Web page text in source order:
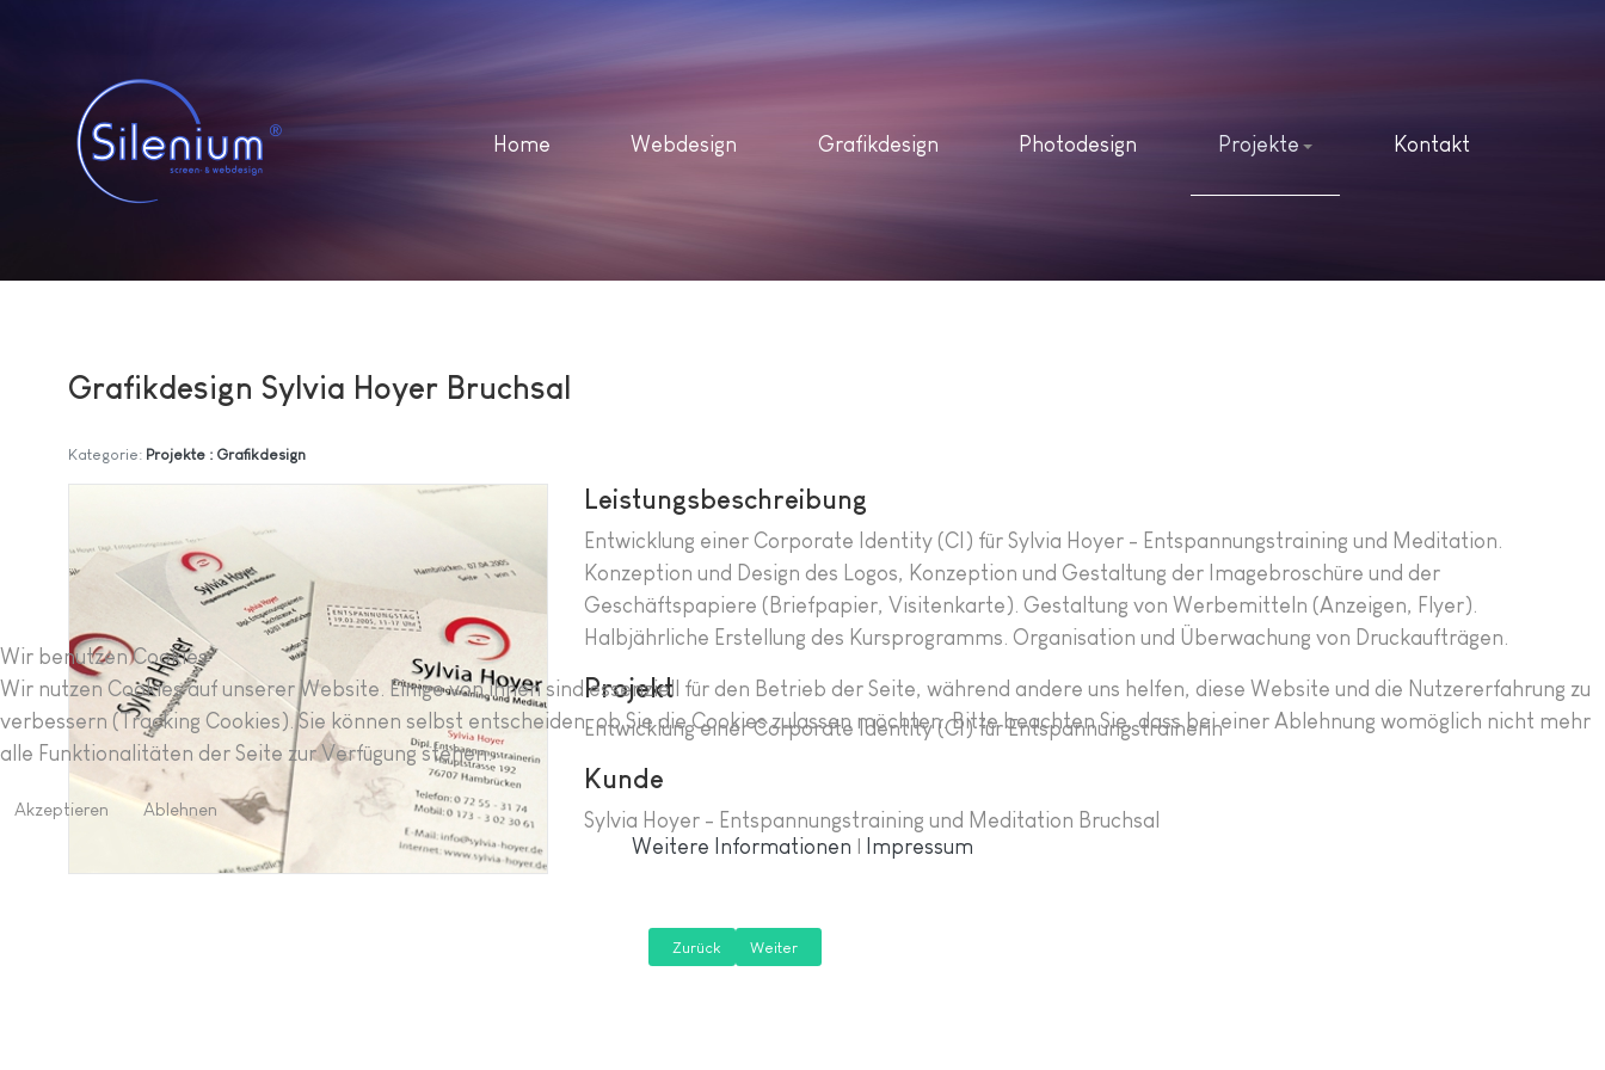
Home Webdesign Grafikdesign Photodesign Projekte Kontakt
Grafikdesign Sylvia Hoyer Bruchsal
Kategorie: Projekte : Grafikdesign
Leistungsbeschreibung
Entwicklung einer Corporate Identity (CI) für Sylvia Hoyer - Entspannungstraining und Meditation.
Konzeption und Design des Logos, Konzeption und Gestaltung der Imagebroschüre und der
Geschäftspapiere (Briefpapier, Visitenkarte). Gestaltung von Werbemitteln (Anzeigen, Flyer).
Halbjährliche Erstellung des Kursprogramms. Organisation und Überwachung von Druckaufträgen.
Projekt
Entwicklung einer Corporate Identity (CI) für Entspannungstrainerin
Kunde
Sylvia Hoyer - Entspannungstraining und Meditation Bruchsal
Zurück Weiter
Wir benutzen Cookies
Wir nutzen Cookies auf unserer Website. Einige von ihnen sind essenziell für den Betrieb der Seite, während andere uns helfen, diese Website und die Nutzererfahrung zu
verbessern (Tracking Cookies). Sie können selbst entscheiden, ob Sie die Cookies zulassen möchten. Bitte beachten Sie, dass bei einer Ablehnung womöglich nicht mehr
alle Funktionalitäten der Seite zur Verfügung stehen.
Akzeptieren Ablehnen
Weitere Informationen | Impressum